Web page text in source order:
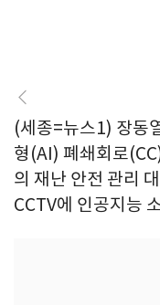
(세종=뉴스1) 장동
형(AI) 폐쇄회로
의 재난 안전 관리
CCTV에 인공지능